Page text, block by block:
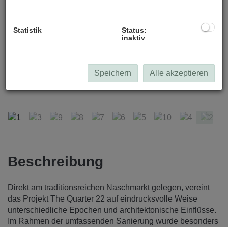
Beschreibung
Direkt am traditionsreichen Naschmarkt gelegen, vereint
das Projekt The Quarter 22 auf eindrucksvolle Weise
unterschiedliche Epochen und architektonische Einflüsse.
Im Rahmen der umfassenden Sanierung wurde besonders
Statistik
Status:
inaktiv
Speichern Alle akzeptieren